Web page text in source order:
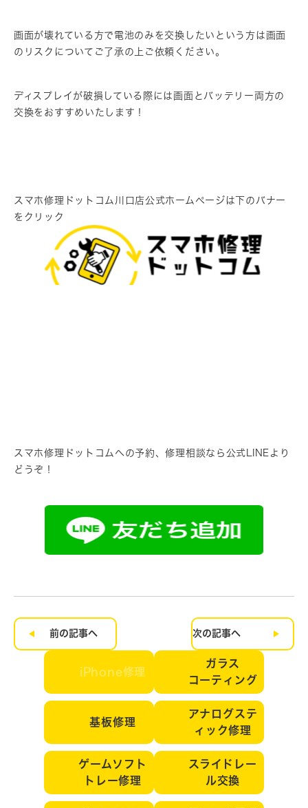
画面が壊れている方で電池のみを交換したいという方は画面
のリスクについてご了承の上ご依頼ください。
ディスプレイが破損している際には画面とバッテリー両方の
交換をおすすめいたします！
スマホ修理ドットコム川口店公式ホームページは下のバナー
をクリック
スマホ修理ドットコムへの予約、修理相談なら公式LINEより
どうぞ！
前の記事へ 次の記事へ
iPhone修理
ガラス
コーティング
基板修理
アナログステ
ィック修理
ゲームソフト
トレー修理
スライドレー
ル交換